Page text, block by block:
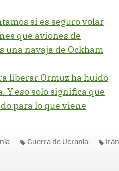
si es seguro volar
que aviones de
una navaja de Ockham
liberar Ormuz ha huido
Y eso solo significa que
para lo que viene
Guerra de Ucrania Irán